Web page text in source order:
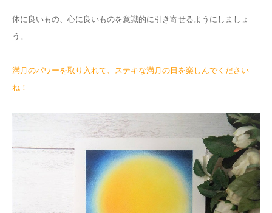
体に良いもの、心に良いものを意識的に引き寄せるようにしましょ
う。
満月のパワーを取り入れて、ステキな満月の日を楽しんでください
ね！